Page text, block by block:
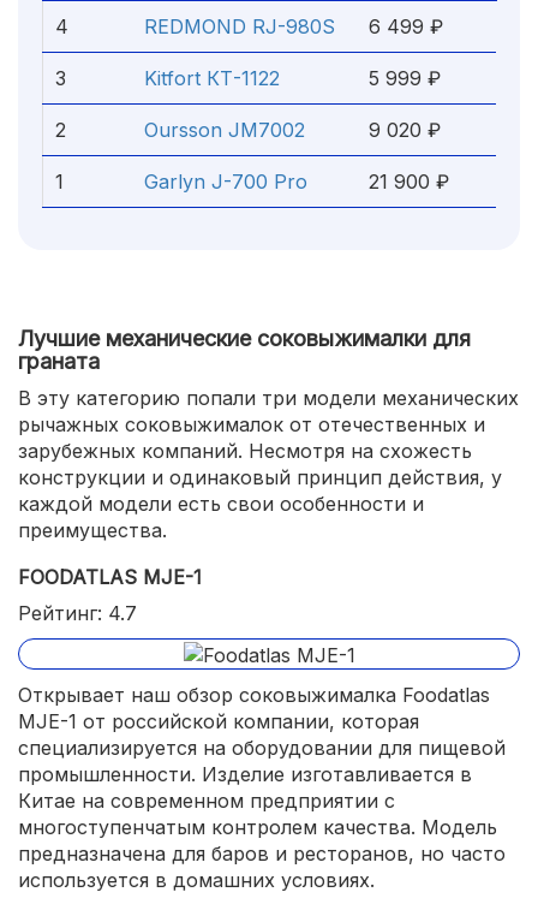
4 REDMOND RJ-980S 6 499 ₽
3 Kitfort КТ-1122 5 999 ₽
2 Oursson JM7002 9 020 ₽
1 Garlyn J-700 Pro 21 900 ₽
Лучшие механические соковыжималки для
граната
В эту категорию попали три модели механических
рычажных соковыжималок от отечественных и
зарубежных компаний. Несмотря на схожесть
конструкции и одинаковый принцип действия, у
каждой модели есть свои особенности и
преимущества.
FOODATLAS MJE-1
Рейтинг: 4.7
Открывает наш обзор соковыжималка Foodatlas
MJE-1 от российской компании, которая
специализируется на оборудовании для пищевой
промышленности. Изделие изготавливается в
Китае на современном предприятии с
многоступенчатым контролем качества. Модель
предназначена для баров и ресторанов, но часто
используется в домашних условиях.